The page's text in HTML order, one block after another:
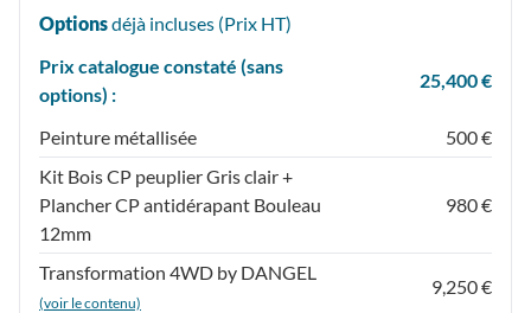
Optionsdéjà incluses (Prix HT)
Prix catalogue constaté (sans
options) :
25,400 €
Peinture métallisée
500 €
Kit Bois CP peuplier Gris clair +
Plancher CP antidérapant Bouleau
12mm
980 €
Transformation 4WD by DANGEL
(voir le contenu)
9,250 €